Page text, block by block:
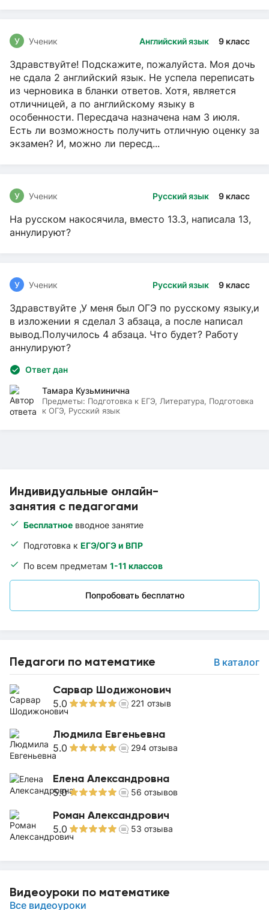
Индивидуальные онлайн-
занятия с педагогами
Бесплатное вводное занятие
Подготовка к ЕГЭ/ОГЭ и ВПР
По всем предметам 1-11 классов
Попробовать бесплатно
Педагоги по математике В каталог
Сарвар Шодижонович
5.0 221 отзыв
Людмила Евгеньевна
5.0 294 отзыва
Елена Александровна
5.0 56 отзывов
Роман Александрович
5.0 53 отзыва
Видеоуроки по математике
Все видеоуроки
Английский язык 9 класс
У Ученик
Здравствуйте! Подскажите, пожалуйста. Моя дочь
не сдала 2 английский язык. Не успела переписать
из черновика в бланки ответов. Хотя, является
отличницей, а по английскому языку в
особенности. Пересдача назначена нам 3 июля.
Есть ли возможность получить отличную оценку за
экзамен? И, можно ли пересд...
Русский язык 9 класс
У Ученик
На русском накосячила, вместо 13.3, написала 13,
аннулируют?
Русский язык 9 класс
У Ученик
Здравствуйте ,У меня был ОГЭ по русскому языку,и
в изложении я сделал 3 абзаца, а после написал
вывод.Получилось 4 абзаца. Что будет? Работу
аннулируют?
Ответ дан
Тамара Кузьминична
Предметы: Подготовка к ЕГЭ, Литература, Подготовка
к ОГЭ, Русский язык